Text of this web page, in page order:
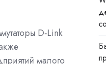
D-Link
малого